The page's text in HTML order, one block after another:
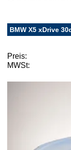
BMW X5 xDrive
Preis:
MWSt: